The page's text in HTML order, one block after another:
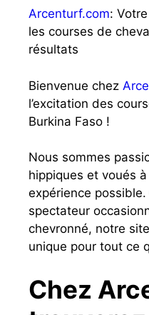
Arcenturf.com:
les courses de
résultats
Bienvenue chez
l’excitation des
Burkina Faso !
Nous sommes
hippiques et voués
expérience
spectateur
chevronné, notre
unique pour tout ce
Chez